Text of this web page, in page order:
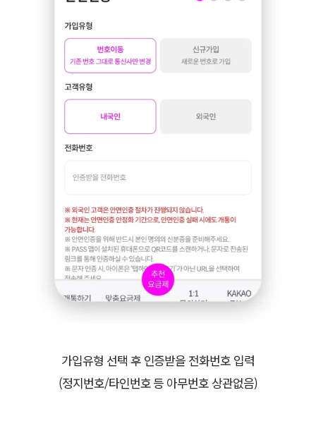
가입유형 선택 후 인증받을 전화번호 입력
(정지번호/타인번호 등 아무번호 상관없음)